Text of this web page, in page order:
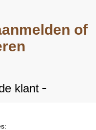
of
klant